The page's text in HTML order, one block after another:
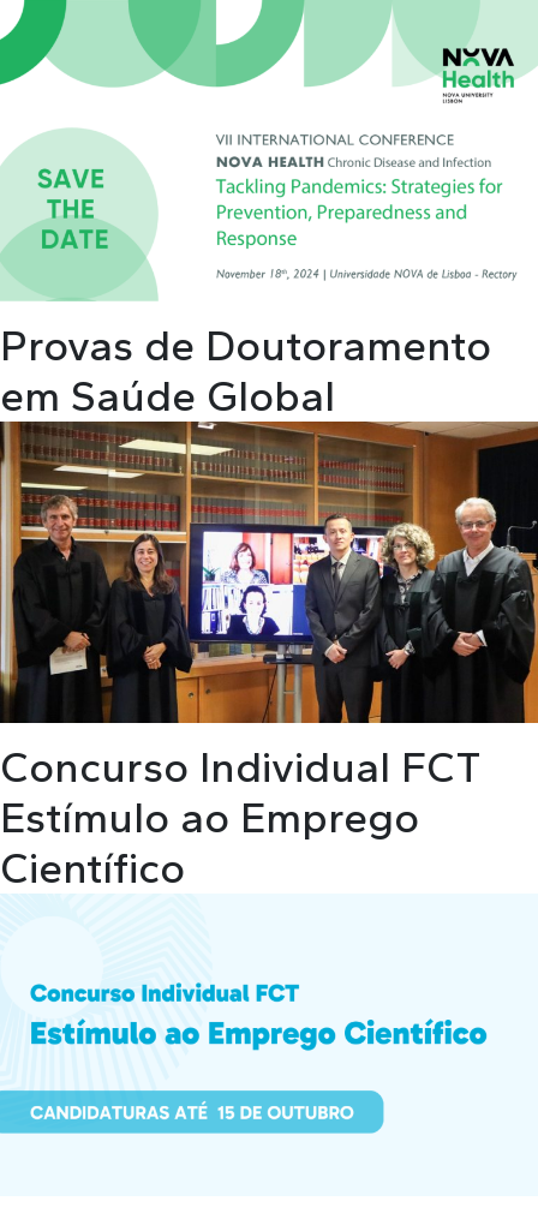
Provas de Doutoramento
em Saúde Global
Concurso Individual FCT
Estímulo ao Emprego
Científico